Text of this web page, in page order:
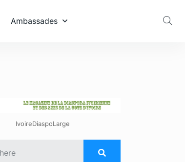
Ambassades
IvoireDiaspoLarge